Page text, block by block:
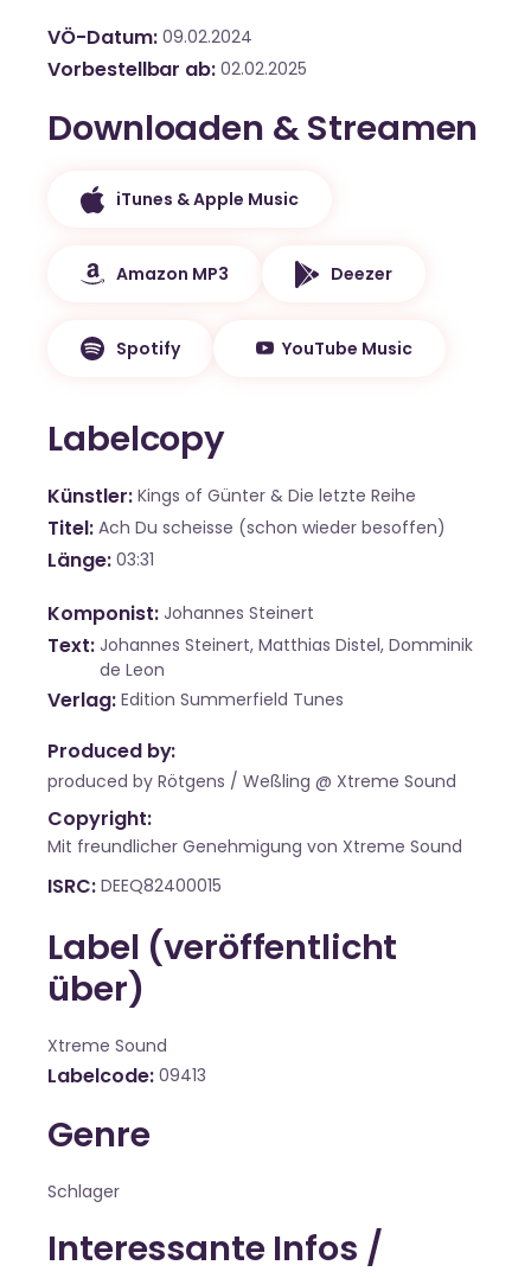
VÖ-Datum 09.02.2024
Vorbestellbar ab 02.02.2025
Downloaden & Streamen
iTunes & Apple Music
Amazon MP3 Deezer
Spotify YouTube Music
Labelcopy
Künstler Kings of Günter & Die letzte Reihe
Titel Ach Du scheisse (schon wieder besoffen)
Länge 03:31
Komponist Johannes Steinert
Text Johannes Steinert, Matthias Distel, Domminik
de Leon
Verlag Edition Summerfield Tunes
Produced by:
produced by Rötgens / Weßling @ Xtreme Sound
Copyright:
Mit freundlicher Genehmigung von Xtreme Sound
ISRC DEEQ82400015
Label (veröffentlicht
über)
Xtreme Sound
Labelcode 09413
Genre
Schlager
Interessante Infos /